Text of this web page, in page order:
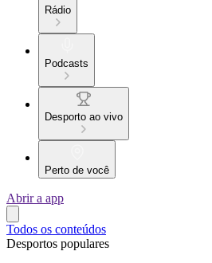
Rádio
Podcasts
Desporto ao vivo
Perto de você
Abrir a app
Todos os conteúdos
Desportos populares